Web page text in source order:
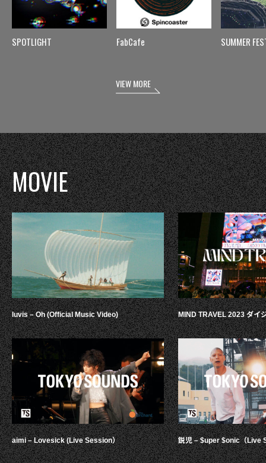
SPOTLIGHT FabCafe SUMMER
VIEW MORE
MOVIE
luvis – Oh (Official Music Video)
aimi – Lovesick (Live Session）
MIND TRAVEL 2023 ダイ
鋭児 – $uper $onic（Live